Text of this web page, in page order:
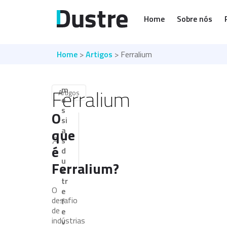
Home Sobre nós
Home >Artigos > Ferralium
Artigos
Ferralium
m
e
s
si
a
s
d
u
s
tr
e
f
e
v
O
que
é
Ferralium?
O
desafio
de
indústrias